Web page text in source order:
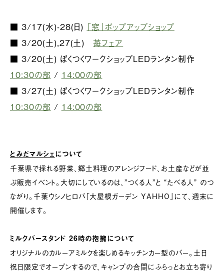
■ 3/17(水)-28(日) 「窓」ポップアップショップ
■ 3/20(土),27(土)苺フェア
■ 3/20(土) ぼくつくワークショップLEDランタン制作
10:30の部 / 14:00の部
■ 3/27(土) ぼくつくワークショップLEDランタン制作
10:30の部 / 14:00の部
とみだマルシェについて
千葉県で採れる野菜、郷土料理のアレンジフード、お土産などが並
ぶ販売イベント。大切にしているのは、”つくる人”と “たべる人” のつ
ながり。千葉ウシノヒロバ「大屋根ガーデン YAHHO」にて、週末に
開催します。
ミルクバースタンド 26時の抱擁について
オリジナルのカルーアミルクを楽しめるキッチンカー型のバー。土日
祝日限定でオープンするので、キャンプの合間にふらっとお立ち寄り